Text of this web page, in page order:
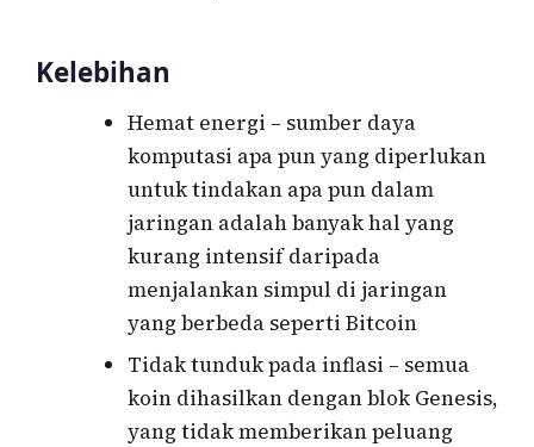
Kelebihan
Hemat energi – sumber daya
komputasi apa pun yang diperlukan
untuk tindakan apa pun dalam
jaringan adalah banyak hal yang
kurang intensif daripada
menjalankan simpul di jaringan
yang berbeda seperti Bitcoin
Tidak tunduk pada inflasi – semua
koin dihasilkan dengan blok Genesis,
yang tidak memberikan peluang